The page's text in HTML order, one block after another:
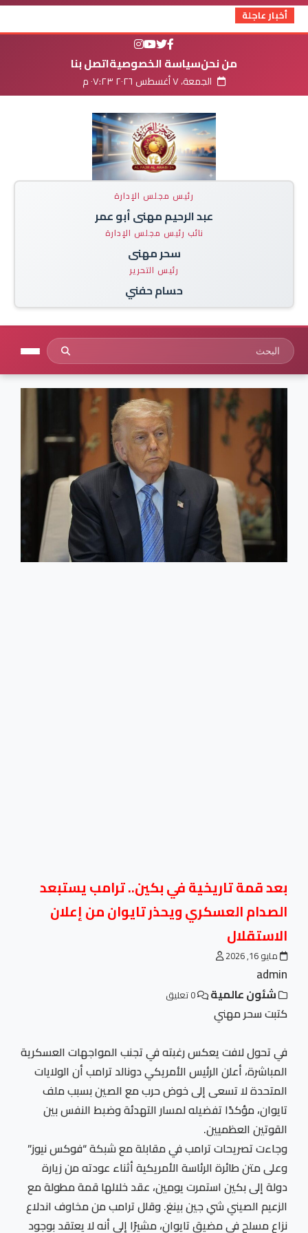
أخبار عاجلة
من نحنسياسة الخصوصيةاتصل بنا
الجمعة، ٧ أغسطس ٢٠٢٦ ٠٧:٢٣ م
رئيس مجلس الإدارة
عبد الرحيم مهنى أبو عمر
نائب رئيس مجلس الإدارة
سحر مهنى
رئيس التحرير
حسام حفني
بعد قمة تاريخية في بكين.. ترامب يستبعد
الصدام العسكري ويحذر تايوان من إعلان
الاستقلال
مايو 16, 2026
admin
شئون عالمية
كتبت سحر مهني
في تحول لافت يعكس رغبته في تجنب المواجهات العسكرية
المباشرة، أعلن الرئيس الأمريكي دونالد ترامب أن الولايات
المتحدة لا تسعى إلى خوض حرب مع الصين بسبب ملف
تايوان، مؤكدًا تفضيله لمسار التهدئة وضبط النفس بين
القوتين العظميين.
وجاءت تصريحات ترامب في مقابلة مع شبكة “فوكس نيوز”
وعلى متن طائرة الرئاسة الأمريكية أثناء عودته من زيارة
دولة إلى بكين استمرت يومين، عقد خلالها قمة مطولة مع
الزعيم الصيني شي جين بينغ. وقلل ترامب من مخاوف اندلاع
نزاع مسلح في مضيق تايوان، مشيرًا إلى أنه لا يعتقد بوجود